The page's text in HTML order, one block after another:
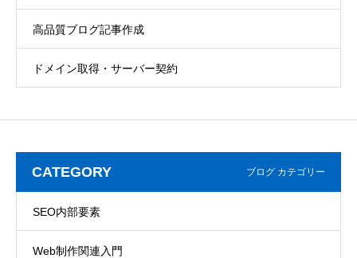
高品質ブログ記事作成
ドメイン取得・サーバー契約
CATEGORY ブログ カテゴリー
SEO内部要素
Web制作関連入門